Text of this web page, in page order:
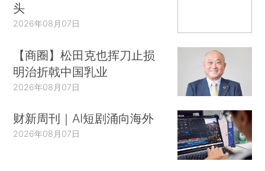
头
2026年08月07日
【商圈】松田克也挥刀止损
明治折戟中国乳业
2026年08月07日
财新周刊｜AI短剧涌向海外
2026年08月07日